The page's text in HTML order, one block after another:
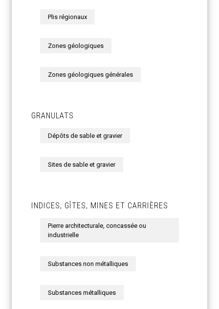
Plis régionaux
Zones géologiques
Zones géologiques générales
GRANULATS
Dépôts de sable et gravier
Sites de sable et gravier
INDICES, GÎTES, MINES ET CARRIÈRES
Pierre architecturale, concassée ou
industrielle
Substances non métalliques
Substances métalliques